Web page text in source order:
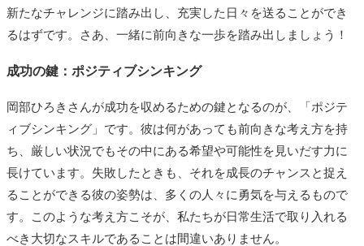
新たなチャレンジに踏み出し、充実した日々を送ることができ
るはずです。さあ、一緒に前向きな一歩を踏み出しましょう！
成功の鍵：ポジティブシンキング
岡部ひろきさんが成功を収めるための鍵となるのが、「ポジテ
ィブシンキング」です。彼は何があっても前向きな考え方を持
ち、厳しい状況でもその中にある希望や可能性を見いだす力に
長けています。失敗したときも、それを成長のチャンスと捉え
ることができる彼の姿勢は、多くの人々に勇気を与えるもので
す。このような考え方こそが、私たちが日常生活で取り入れる
べき大切なスキルであることは間違いありません。